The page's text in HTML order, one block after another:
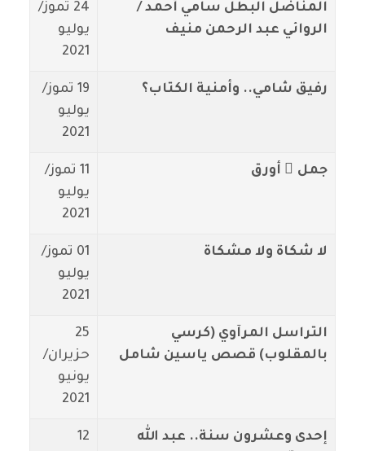
المناضل البطل سامي أحمد /
الروائي عبد الرحمن منيف
24 تموز/
يوليو
2021
رفيق شامي.. وأمنية الكتاب؟
19 تموز/
يوليو
2021
جمل ٌ أورق
11 تموز/
يوليو
2021
لا شكاة ولا مشكاة
01 تموز/
يوليو
2021
التراسل المرآوي (كرسي
بالمقلوب) قصص ياسين شامل
25
حزيران/
يونيو
2021
إحدى وعشرون سنة.. عبد الله
12